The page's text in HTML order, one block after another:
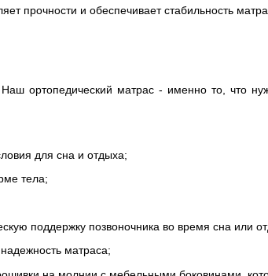
прочности и обеспечивает стабильность
Наш ортопедический матрас - именно то, что
для сна и отдыха;
тела;
поддержку позвоночника во время сна или
матраса;